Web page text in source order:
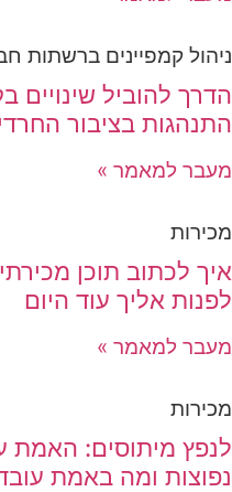
ניהול קמפיינים ברשתות
הדרך להוביל שינויים
התנהגות בציבור
מעבר למאמר »
מכירות
איך לכתוב תוכן
לפנות אליך עוד היום
מעבר למאמר »
מכירות
לנפץ מיתוסים: האמת
נפוצות ומה באמת